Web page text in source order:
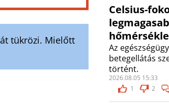
tükrözi. Mielőtt
Celsius-
Az
betegellátás
történt.
2026.08.05 15:33
1
2